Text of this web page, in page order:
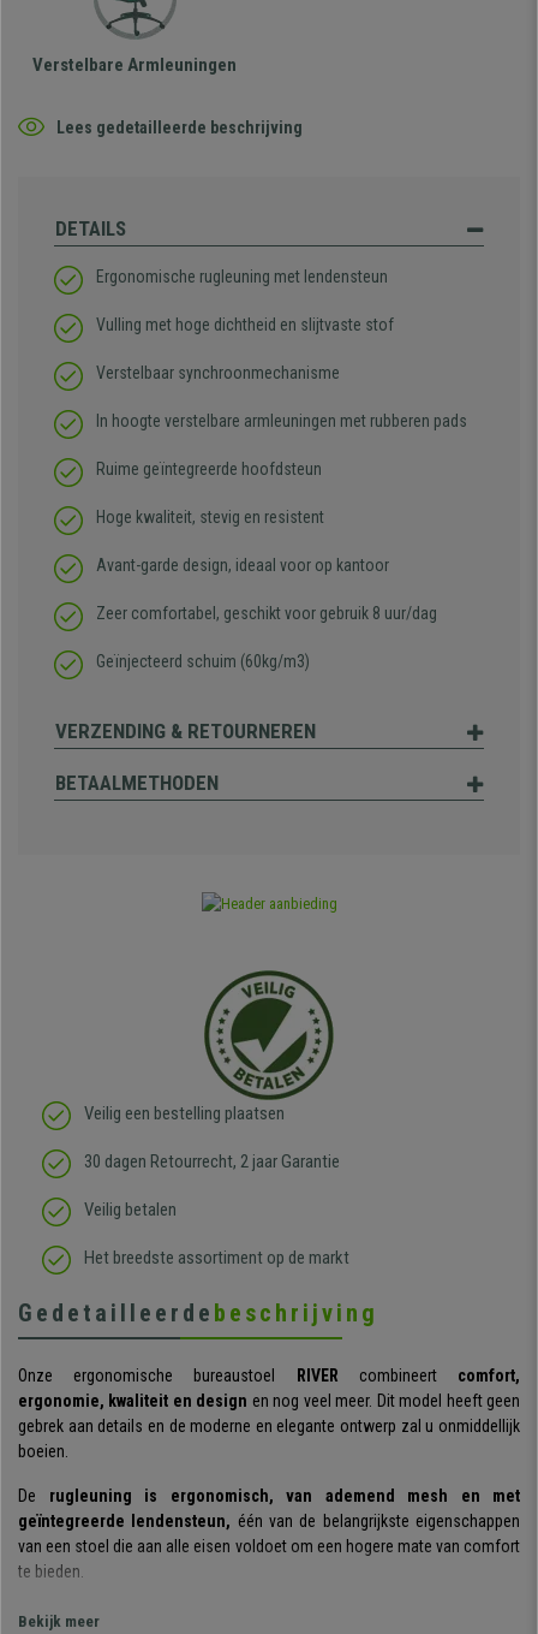
Verstelbare Armleuningen
Lees gedetailleerde beschrijving
DETAILS
Ergonomische rugleuning met lendensteun
Vulling met hoge dichtheid en slijtvaste stof
Verstelbaar synchroonmechanisme
In hoogte verstelbare armleuningen met rubberen pads
Ruime geïntegreerde hoofdsteun
Hoge kwaliteit, stevig en resistent
Avant-garde design, ideaal voor op kantoor
Zeer comfortabel, geschikt voor gebruik 8 uur/dag
Geïnjecteerd schuim (60kg/m3)
VERZENDING & RETOURNEREN
BETAALMETHODEN
Veilig een bestelling plaatsen
30 dagen Retourrecht, 2 jaar Garantie
Veilig betalen
Het breedste assortiment op de markt
Gedetailleerde beschrijving
Onze ergonomische bureaustoel RIVER combineert comfort,
ergonomie, kwaliteit en design en nog veel meer. Dit model heeft geen
gebrek aan details en de moderne en elegante ontwerp zal u onmiddellijk
boeien.
De rugleuning is ergonomisch, van ademend mesh en met
geïntegreerde lendensteun, één van de belangrijkste eigenschappen
van een stoel die aan alle eisen voldoet om een hogere mate van comfort
te bieden.
Hoe kan het ook anders, het
Bekijk meer